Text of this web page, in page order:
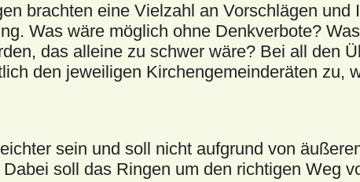
brachten eine Vielzahl an Vorschlägen und
Was wäre möglich ohne Denkverbote?
das alleine zu schwer wäre? Bei all den
den jeweiligen Kirchengemeinderäten zu,
sein und soll nicht aufgrund von
soll das Ringen um den richtigen Weg